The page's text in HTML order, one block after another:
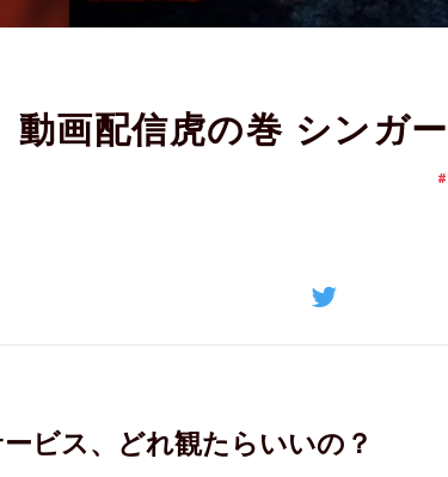
動画配信虎の巻 シンガ
ビス、どれ観たらいいの？